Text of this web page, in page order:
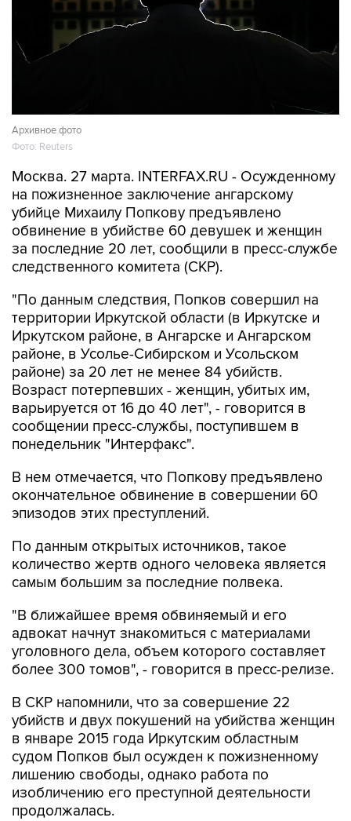
Архивное фото
Фото: Reuters
Москва. 27 марта. INTERFAX.RU - Осужденному
на пожизненное заключение ангарскому
убийце Михаилу Попкову предъявлено
обвинение в убийстве 60 девушек и женщин
за последние 20 лет, сообщили в пресс-службе
следственного комитета (СКР).
"По данным следствия, Попков совершил на
территории Иркутской области (в Иркутске и
Иркутском районе, в Ангарске и Ангарском
районе, в Усолье-Сибирском и Усольском
районе) за 20 лет не менее 84 убийств.
Возраст потерпевших - женщин, убитых им,
варьируется от 16 до 40 лет", - говорится в
сообщении пресс-службы, поступившем в
понедельник "Интерфакс".
В нем отмечается, что Попкову предъявлено
окончательное обвинение в совершении 60
эпизодов этих преступлений.
По данным открытых источников, такое
количество жертв одного человека является
самым большим за последние полвека.
"В ближайшее время обвиняемый и его
адвокат начнут знакомиться с материалами
уголовного дела, объем которого составляет
более 300 томов", - говорится в пресс-релизе.
В СКР напомнили, что за совершение 22
убийств и двух покушений на убийства женщин
в январе 2015 года Иркутским областным
судом Попков был осужден к пожизненному
лишению свободы, однако работа по
изобличению его преступной деятельности
продолжалась.